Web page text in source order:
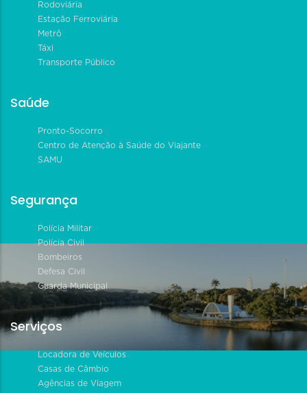
Rodoviária
Estação Ferroviária
Metrô
Táxi
Transporte Público
Saúde
Pronto-Socorro
Centro de Atenção à Saúde do Viajante
SAMU
Segurança
Polícia Militar
Polícia Civil
Bombeiros
Defesa Civil
Guarda Municipal
Serviços
Locadora de Veículos
Casas de Câmbio
Agências de Viagem